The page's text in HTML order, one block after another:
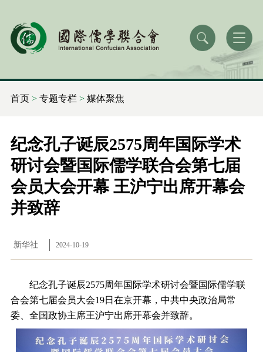
首页> 专题专栏> 媒体聚焦
纪念孔子诞辰2575周年国际学术
研讨会暨国际儒学联合会第七届
会员大会开幕 王沪宁出席开幕会
并致辞
新华社 2024-10-19
纪念孔子诞辰2575周年国际学术研讨会暨国际儒学联
合会第七届会员大会19日在京开幕，中共中央政治局常
委、全国政协主席王沪宁出席开幕会并致辞。